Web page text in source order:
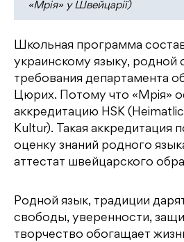
«Мрія» у Швейцарії)
Школьная программа
украинскому языку, родной
требования департамента
Цюрих. Потому что «Мрія»
аккредитацию HSK
Kultur). Такая аккредитация
оценку знаний родного
аттестат швейцарского
Родной язык, традиции
свободы, уверенности,
творчество обогащает